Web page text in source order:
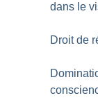
dans le
Droit de